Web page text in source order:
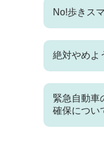
No!歩きス
絶対やめよ
緊急自動車
確保につい